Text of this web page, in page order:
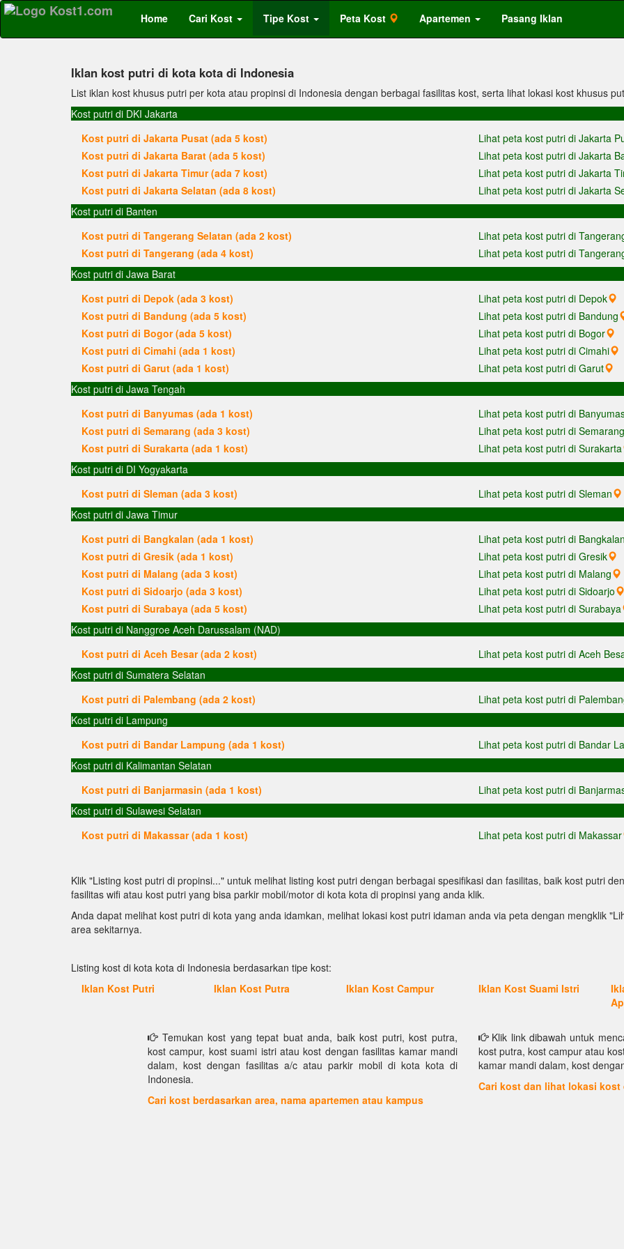
Home Cari Kost Tipe Kost Peta Kost Apartemen Pasang Iklan
Iklan kost putri di kota kota di Indonesia
List iklan kost khusus putri per kota atau propinsi di Indonesia dengan berbagai fasilitas kost, serta lihat lokasi kost khusus
Kost putri di DKI Jakarta
Kost putri di Jakarta Pusat (ada 5 kost)
Lihat peta kost putri di Jakarta
Kost putri di Jakarta Barat (ada 5 kost)
Lihat peta kost putri di Jakarta
Kost putri di Jakarta Timur (ada 7 kost)
Lihat peta kost putri di Jakarta
Kost putri di Jakarta Selatan (ada 8 kost)
Lihat peta kost putri di Jakarta
Kost putri di Banten
Kost putri di Tangerang Selatan (ada 2 kost)
Lihat peta kost putri di
Kost putri di Tangerang (ada 4 kost)
Lihat peta kost putri di
Kost putri di Jawa Barat
Kost putri di Depok (ada 3 kost)
Lihat peta kost putri di Depok
Kost putri di Bandung (ada 5 kost)
Lihat peta kost putri di Bandung
Kost putri di Bogor (ada 5 kost)
Lihat peta kost putri di Bogor
Kost putri di Cimahi (ada 1 kost)
Lihat peta kost putri di Cimahi
Kost putri di Garut (ada 1 kost)
Lihat peta kost putri di Garut
Kost putri di Jawa Tengah
Kost putri di Banyumas (ada 1 kost)
Lihat peta kost putri di
Kost putri di Semarang (ada 3 kost)
Lihat peta kost putri di Semarang
Kost putri di Surakarta (ada 1 kost)
Lihat peta kost putri di Surakarta
Kost putri di DI Yogyakarta
Kost putri di Sleman (ada 3 kost)
Lihat peta kost putri di Sleman
Kost putri di Jawa Timur
Kost putri di Bangkalan (ada 1 kost)
Lihat peta kost putri di Bangkalan
Kost putri di Gresik (ada 1 kost)
Lihat peta kost putri di Gresik
Kost putri di Malang (ada 3 kost)
Lihat peta kost putri di Malang
Kost putri di Sidoarjo (ada 3 kost)
Lihat peta kost putri di Sidoarjo
Kost putri di Surabaya (ada 5 kost)
Lihat peta kost putri di Surabaya
Kost putri di Nanggroe Aceh Darussalam (NAD)
Kost putri di Aceh Besar (ada 2 kost)
Lihat peta kost putri di Aceh
Kost putri di Sumatera Selatan
Kost putri di Palembang (ada 2 kost)
Lihat peta kost putri di
Kost putri di Lampung
Kost putri di Bandar Lampung (ada 1 kost)
Lihat peta kost putri di Bandar
Kost putri di Kalimantan Selatan
Kost putri di Banjarmasin (ada 1 kost)
Lihat peta kost putri di
Kost putri di Sulawesi Selatan
Kost putri di Makassar (ada 1 kost)
Lihat peta kost putri di Makassar
Klik "Listing kost putri di propinsi..." untuk melihat listing kost putri dengan berbagai spesifikasi dan fasilitas, baik kost putri
fasilitas wifi atau kost putri yang bisa parkir mobil/motor di kota kota di propinsi yang anda klik.
Anda dapat melihat kost putri di kota yang anda idamkan, melihat lokasi kost putri idaman anda via peta dengan mengklik
area sekitarnya.
Listing kost di kota kota di Indonesia berdasarkan tipe kost:
Iklan Kost Putri
Iklan Kost Putra Iklan Kost Campur Iklan Kost Suami Istri
Temukan kost yang tepat buat anda, baik kost putri, kost putra,
kost campur, kost suami istri atau kost dengan fasilitas kamar mandi
dalam, kost dengan fasilitas a/c atau parkir mobil di kota kota di
Indonesia.
Cari kost berdasarkan area, nama apartemen atau kampus
Klik link dibawah untuk
kost putra, kost campur atau
kamar mandi dalam, kost
Cari kost dan lihat lokasi kost